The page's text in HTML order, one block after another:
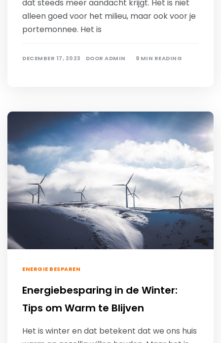
dat steeds meer aandacht krijgt. Het is niet
alleen goed voor het milieu, maar ook voor je
portemonnee. Het is
DECEMBER 17, 2023 DOOR ADMIN 9 MIN READING
ENERGIE BESPAREN
Energiebesparing in de Winter:
Tips om Warm te Blijven
Het is winter en dat betekent dat we ons huis